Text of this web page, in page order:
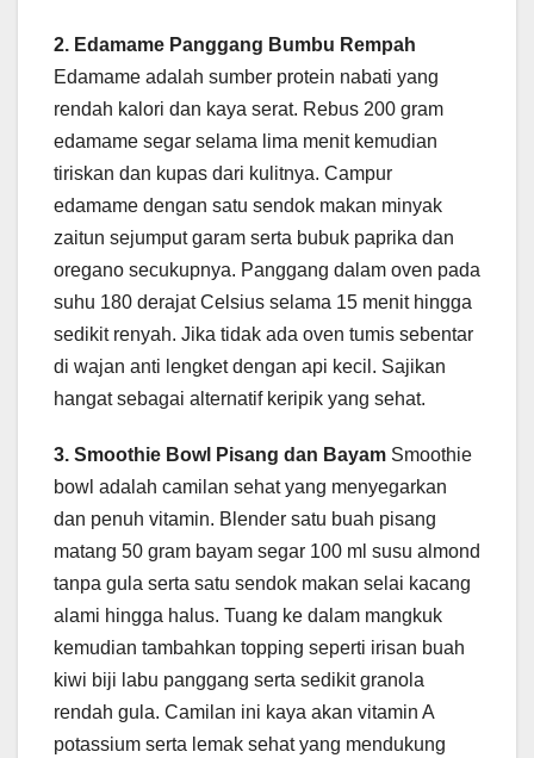
2. Edamame Panggang Bumbu Rempah
Edamame adalah sumber protein nabati yang
rendah kalori dan kaya serat. Rebus 200 gram
edamame segar selama lima menit kemudian
tiriskan dan kupas dari kulitnya. Campur
edamame dengan satu sendok makan minyak
zaitun sejumput garam serta bubuk paprika dan
oregano secukupnya. Panggang dalam oven pada
suhu 180 derajat Celsius selama 15 menit hingga
sedikit renyah. Jika tidak ada oven tumis sebentar
di wajan anti lengket dengan api kecil. Sajikan
hangat sebagai alternatif keripik yang sehat.
3. Smoothie Bowl Pisang dan Bayam Smoothie
bowl adalah camilan sehat yang menyegarkan
dan penuh vitamin. Blender satu buah pisang
matang 50 gram bayam segar 100 ml susu almond
tanpa gula serta satu sendok makan selai kacang
alami hingga halus. Tuang ke dalam mangkuk
kemudian tambahkan topping seperti irisan buah
kiwi biji labu panggang serta sedikit granola
rendah gula. Camilan ini kaya akan vitamin A
potassium serta lemak sehat yang mendukung